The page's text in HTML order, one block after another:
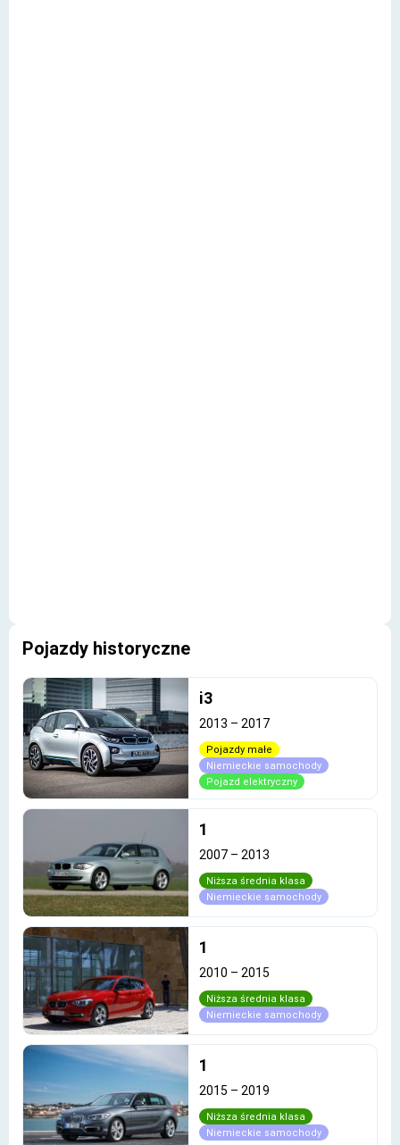
Pojazdy historyczne
i3
2013 – 2017
Pojazdy małe
Niemieckie samochody
Pojazd elektryczny
1
2007 – 2013
Niższa średnia klasa
Niemieckie samochody
1
2010 – 2015
Niższa średnia klasa
Niemieckie samochody
1
2015 – 2019
Niższa średnia klasa
Niemieckie samochody